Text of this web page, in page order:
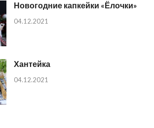
Новогодние капкейки «Ёлочки»
04.12.2021
Хантейка
04.12.2021